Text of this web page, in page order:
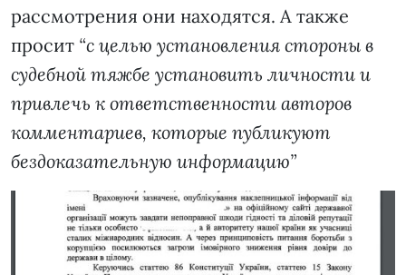
рассмотрения они находятся. А также
просит “с целью установления стороны в
судебной тяжбе установить личности и
привлечь к ответственности авторов
комментариев, которые публикуют
бездоказательную информацию”